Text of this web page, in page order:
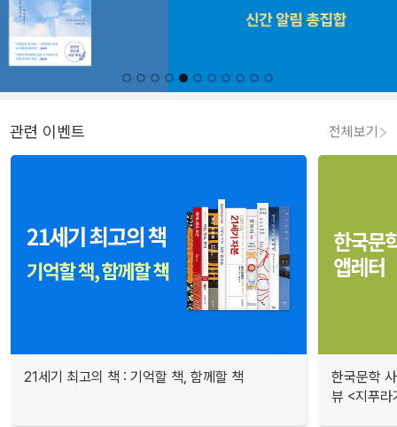
관련 이벤트 전체보기
21세기 최고의 책 : 기억할 책, 함께할 책
한국문학
뷰 <지푸라